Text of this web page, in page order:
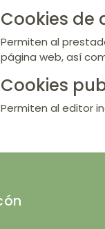
​Cookies de
Permiten al
página web, así
​Cookies
Permiten al editor